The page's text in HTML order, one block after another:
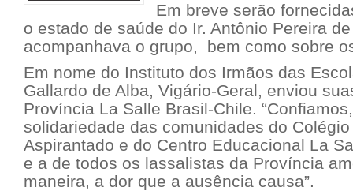
Em breve serão
o estado de saúde do Ir. Antônio Pereira
acompanhava o grupo, bem como sobre
Em nome do Instituto dos Irmãos das
Gallardo de Alba, Vigário-Geral, enviou
Província La Salle Brasil-Chile.
solidariedade das comunidades do
Aspirantado e do Centro Educacional La
e a de todos os lassalistas da Província
maneira, a dor que a ausência causa”.